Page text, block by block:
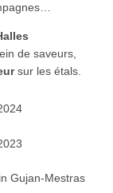
de saveurs,
sur les étals.